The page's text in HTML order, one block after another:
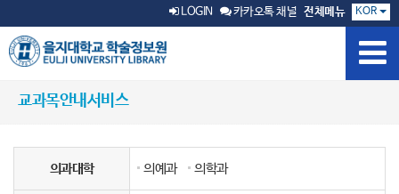
LOGIN 카카오톡 채널 전체메뉴 KOR
교과목안내서비스
의과대학 의예과 의학과